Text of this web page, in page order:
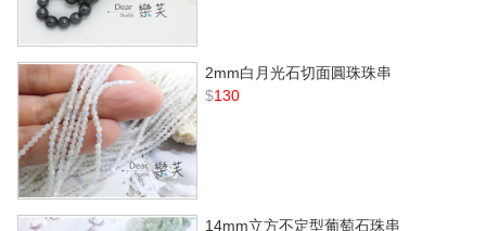
2mm白月光石切面圓珠珠串
$130
14mm立方不定型葡萄石珠串